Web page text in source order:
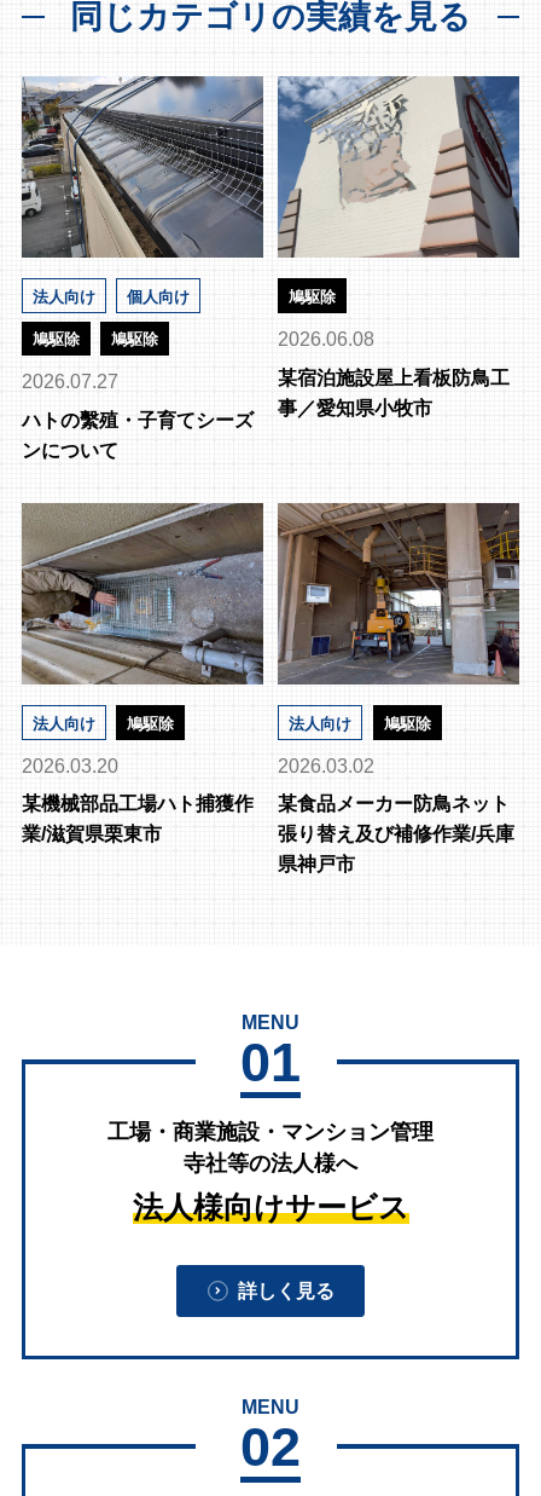
同じカテゴリの実績を見る
法人向け 個人向け
鳩駆除 鳩駆除
2026.07.27
ハトの繫殖・子育てシーズ
ンについて
鳩駆除
2026.06.08
某宿泊施設屋上看板防鳥工
事／愛知県小牧市
法人向け 鳩駆除
2026.03.20
某機械部品工場ハト捕獲作
業/滋賀県栗東市
法人向け 鳩駆除
2026.03.02
某食品メーカー防鳥ネット
張り替え及び補修作業/兵庫
県神戸市
MENU
01
工場・商業施設・マンション管理
寺社等の法人様へ
法人様向けサービス
詳しく見る
MENU
02